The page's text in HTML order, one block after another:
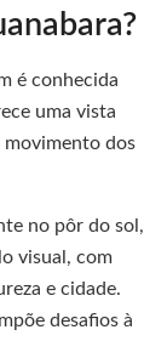
é conhecida
uma vista
movimento dos
no pôr do sol,
visual, com
e cidade.
desafios à